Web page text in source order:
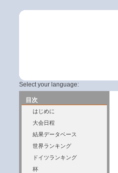
Select your language:
目次
はじめに
大会日程
結果データベース
世界ランキング
ドイツランキング
杯